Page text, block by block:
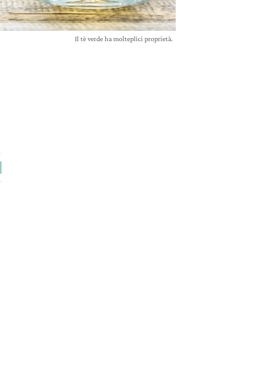
Il tè verde ha molteplici proprietà.